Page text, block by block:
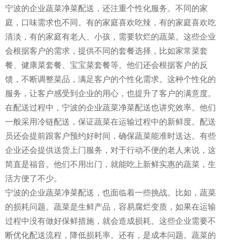
宁波的企业蔬菜净菜配送，还注重个性化服务。不同的家
庭，口味需求也不同。有的家庭喜欢吃辣，有的家庭喜欢吃
清淡，有的家庭有老人、小孩，需要软烂的蔬菜。这些企业
会根据客户的需求，提供不同的套餐选择，比如家常菜套
餐、健康菜套餐、宝宝菜套餐等。他们还会根据客户的反
馈，不断调整菜品，满足客户的个性化需求。这种个性化的
服务，让客户感受到企业的用心，也提升了客户的满意度。
在配送过程中，宁波的企业蔬菜净菜配送也讲究效率。他们
一般采用冷链配送，保证蔬菜在运输过程中的新鲜度。配送
员还会提前跟客户预约好时间，确保蔬菜能准时送达。有些
企业还会提供送货上门服务，对于行动不便的老人来说，这
简直是福音。他们不用出门，就能吃上新鲜实惠的蔬菜，生
活方便了不少。
宁波的企业蔬菜净菜配送，也面临着一些挑战。比如，蔬菜
的损耗问题。蔬菜是生鲜产品，容易腐烂变质，如果在运输
过程中没有做好保鲜措施，就会造成损耗。这些企业需要不
断优化配送流程，降低损耗率。还有，是成本问题。蔬菜的